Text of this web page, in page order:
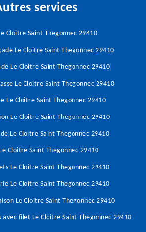
services
Cloitre Saint Thegonnec 29410
Le Cloitre Saint Thegonnec 29410
Le Cloitre Saint Thegonnec 29410
Le Cloitre Saint Thegonnec 29410
Le Cloitre Saint Thegonnec 29410
Le Cloitre Saint Thegonnec 29410
Le Cloitre Saint Thegonnec 29410
Cloitre Saint Thegonnec 29410
Le Cloitre Saint Thegonnec 29410
Le Cloitre Saint Thegonnec 29410
Le Cloitre Saint Thegonnec 29410
avec filet Le Cloitre Saint Thegonnec 29410